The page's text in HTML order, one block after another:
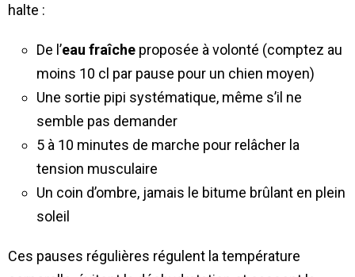
halte :
De l’eau fraîche proposée à volonté (comptez au
moins 10 cl par pause pour un chien moyen)
Une sortie pipi systématique, même s’il ne
semble pas demander
5 à 10 minutes de marche pour relâcher la
tension musculaire
Un coin d’ombre, jamais le bitume brûlant en plein
soleil
Ces pauses régulières régulent la température